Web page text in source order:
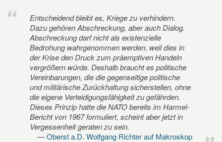
Entscheidend bleibt es, Kriege zu verhindern.
Dazu gehören Abschreckung, aber auch Dialog.
Abschreckung darf nicht als existenzielle
Bedrohung wahrgenommen werden, weil dies in
der Krise den Druck zum präemptiven Handeln
vergrößern würde. Deshalb braucht es politische
Vereinbarungen, die die gegenseitige politische
und militärische Zurückhaltung sicherstellen, ohne
die eigene Verteidigungsfähigkeit zu gefährden.
Dieses Prinzip hatte die NATO bereits im Harmel-
Bericht von 1967 formuliert, scheint aber jetzt in
Vergessenheit geraten zu sein.
Oberst a.D. Wolfgang Richter auf Makroskop